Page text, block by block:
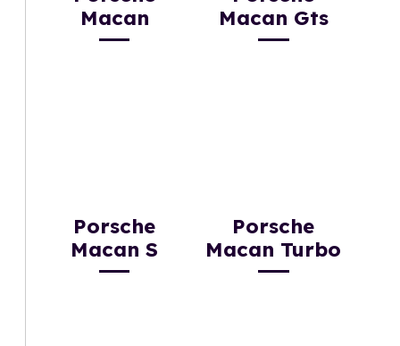
Macan
Macan Gts
Porsche
Macan S
Porsche
Macan Turbo